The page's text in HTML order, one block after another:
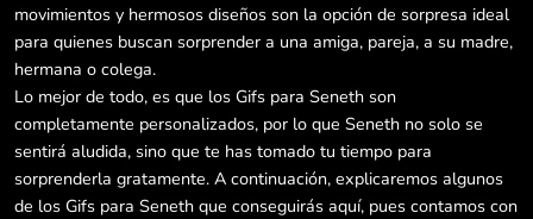
movimientos y hermosos diseños son la opción de sorpresa ideal
para quienes buscan sorprender a una amiga, pareja, a su madre,
hermana o colega.
Lo mejor de todo, es que los Gifs para Seneth son
completamente personalizados, por lo que Seneth no solo se
sentirá aludida, sino que te has tomado tu tiempo para
sorprenderla gratamente. A continuación, explicaremos algunos
de los Gifs para Seneth que conseguirás aquí, pues contamos con